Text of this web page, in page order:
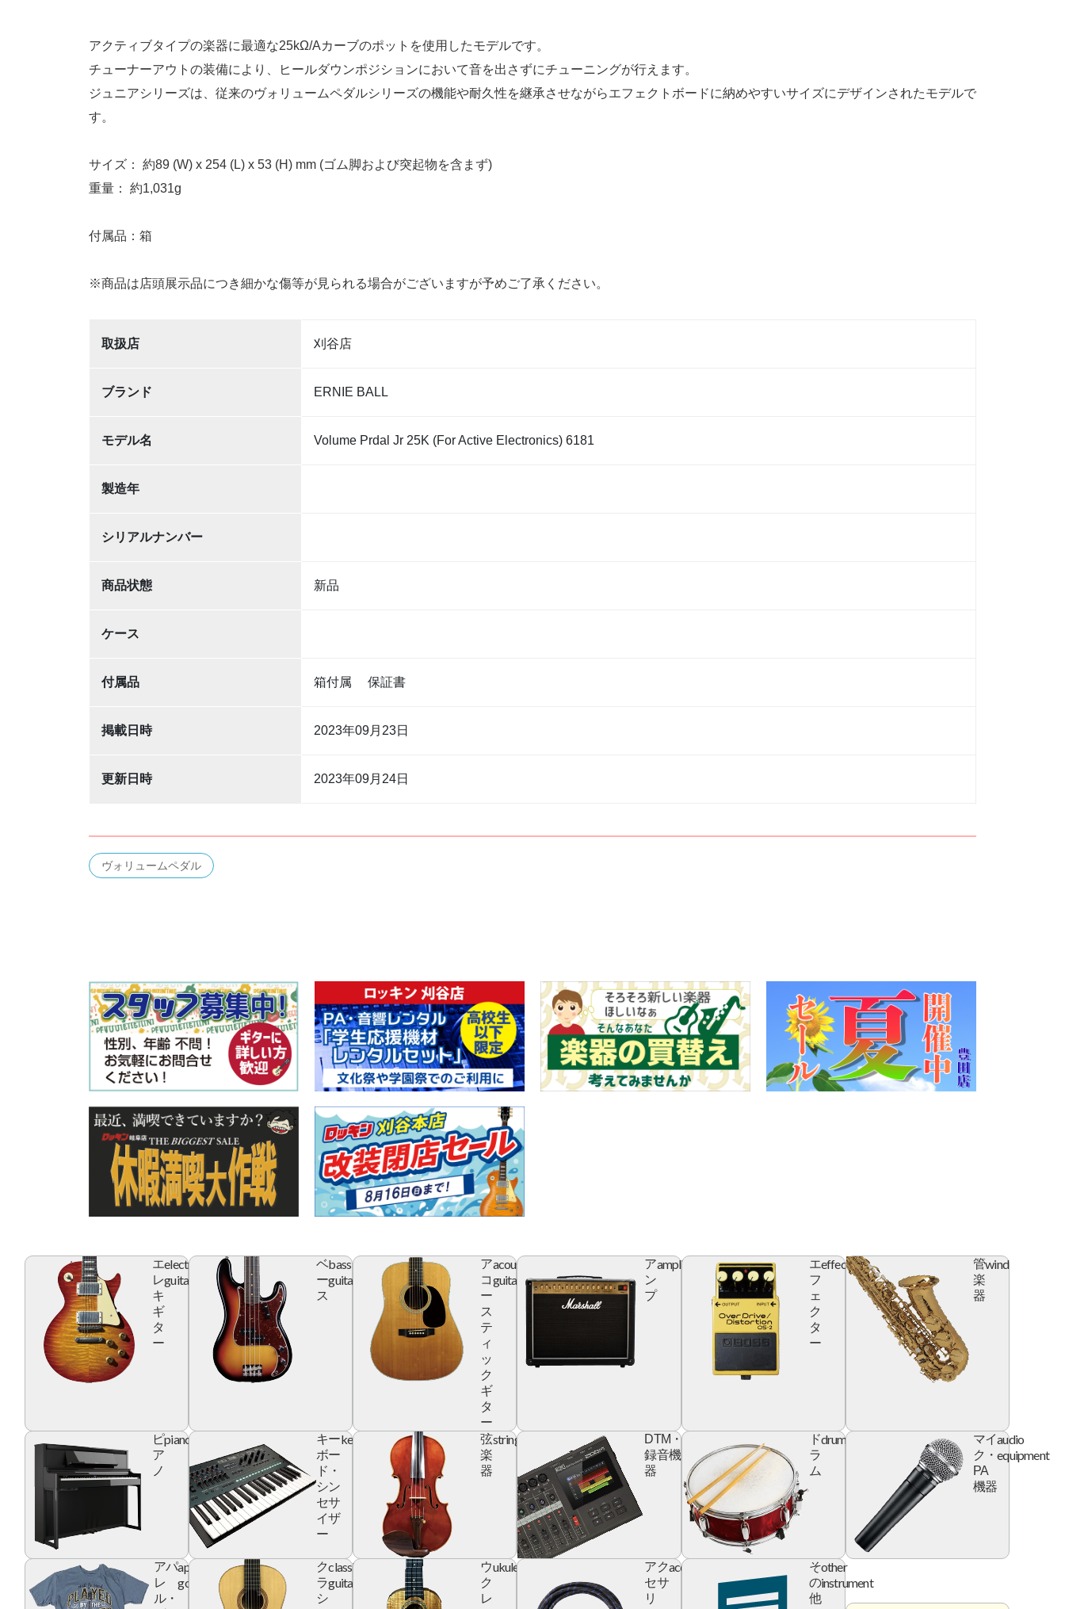
アクティブタイプの楽器に最適な25kΩ/Aカーブのポットを使用したモデルです。
チューナーアウトの装備により、ヒールダウンポジションにおいて音を出さずにチューニングが行えます。
ジュニアシリーズは、従来のヴォリュームペダルシリーズの機能や耐久性を継承させながらエフェクトボードに納めやすいサイズにデザインされたモデルで
す。
サイズ： 約89 (W) x 254 (L) x 53 (H) mm (ゴム脚および突起物を含まず)
重量： 約1,031g
付属品：箱
※商品は店頭展示品につき細かな傷等が見られる場合がございますが予めご了承ください。
取扱店 刈谷店
ブランド ERNIE BALL
モデル名 Volume Prdal Jr 25K (For Active Electronics) 6181
製造年
シリアルナンバー
商品状態 新品
ケース
付属品 箱付属 保証書
掲載日時 2023年09月23日
更新日時 2023年09月24日
ヴォリュームペダル
エ
レ
キ
ギ
タ
ー
electric
guitar
ベ
ー
ス
bass
guitar
ア
コ
ー
ス
テ
ィ
ッ
ク
ギ
タ
ー
acoustic
guitar
ア
ン
プ
amplifier
エ
フ
ェ
ク
タ
ー
effector
管
楽
器
wind
ピ
ア
ノ
piano
キー
ボー
ド・
シン
セサ
イザ
ー
keyboard
弦
楽
器
string
DTM・
録音機
器
digital
device
ド
ラ
ム
drum
マイ
ク・
PA
機器
audio
equipment
アパ
レ
ル・
apparel
goods
ク
ラ
シ
classic
guitar
ウ
ク
レ
ukulele
アク
セサ
リ
accessory
そ
の
他
other
instrument